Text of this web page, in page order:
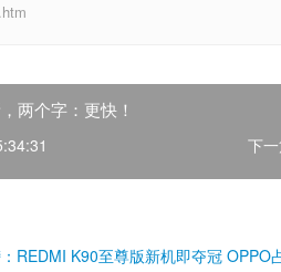
两个字：更快！
下
REDMI K90至尊版新机即夺冠 OPPO